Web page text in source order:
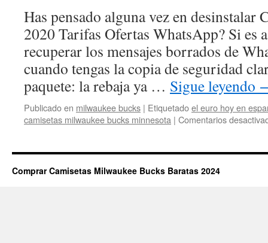
bucks
Has pensado alguna vez en desinstalar
2020 Tarifas Ofertas WhatsApp? Si es
recuperar los mensajes borrados de
cuando tengas la copia de seguridad
paquete: la rebaja ya … Sigue leyendo
Publicado en milwaukee bucks | Etiquetadoel euro hoy en
camisetas milwaukee bucks minnesota | Comentarios
Comprar Camisetas Milwaukee Bucks Baratas 2024